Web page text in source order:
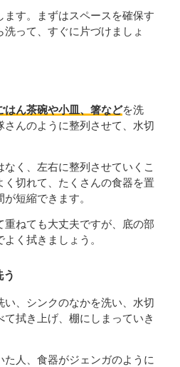
ます。まずはスペースを確保す
って、すぐに片づけましょ
はん茶碗や小皿、箸などを洗
さんのように整列させて、水切
なく、左右に整列させていくこ
く切れて、たくさんの食器を置
短縮できます。
ねても大丈夫ですが、底の部
く拭きましょう。
い、シンクのなかを洗い、水切
て拭き上げ、棚にしまっていき
人、食器がジェンガのように